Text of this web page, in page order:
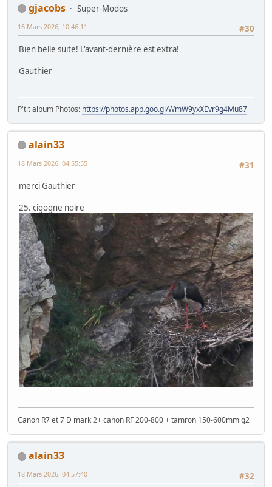
gjacobs
Super-Modos
#30
16 Mars 2026, 10:46:11
Bien belle suite! L'avant-dernière est extra!
Gauthier
P'tit album Photos: https://photos.app.goo.gl/WmW9yxXEvr9g4Mu87
alain33
#31
18 Mars 2026, 04:55:55
merci Gauthier
25. cigogne noire
Canon R7 et 7 D mark 2+ canon RF 200-800 + tamron 150-600mm g2
alain33
#32
18 Mars 2026, 04:57:40